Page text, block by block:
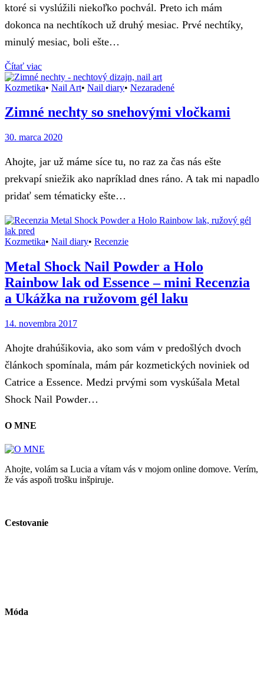
ktoré si vyslúžili niekoľko pochvál. Preto ich mám
dokonca na nechtíkoch už druhý mesiac. Prvé nechtíky,
minulý mesiac, boli ešte…
Čítať viac
Kozmetika• Nail Art• Nail diary• Nezaradené
Zimné nechty so snehovými vločkami
30. marca 2020
Ahojte, jar už máme síce tu, no raz za čas nás ešte
prekvapí sniežik ako napríklad dnes ráno. A tak mi napadlo
pridať sem tématicky ešte…
Kozmetika• Nail diary• Recenzie
Metal Shock Nail Powder a Holo
Rainbow lak od Essence – mini Recenzia
a Ukážka na ružovom gél laku
14. novembra 2017
Ahojte drahúšikovia, ako som vám v predošlých dvoch
článkoch spomínala, mám pár kozmetických noviniek od
Catrice a Essence. Medzi prvými som vyskúšala Metal
Shock Nail Powder…
O MNE
Ahojte, volám sa Lucia a vítam vás v mojom online domove. Verím,
že vás aspoň trošku inšpiruje.
Cestovanie
Móda